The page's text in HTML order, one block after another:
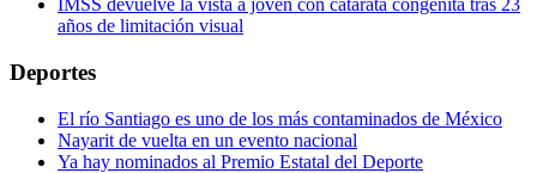
IMSS devuelve la vista a joven con catarata congénita tras 23
años de limitación visual
Deportes
El río Santiago es uno de los más contaminados de México
Nayarit de vuelta en un evento nacional
Ya hay nominados al Premio Estatal del Deporte